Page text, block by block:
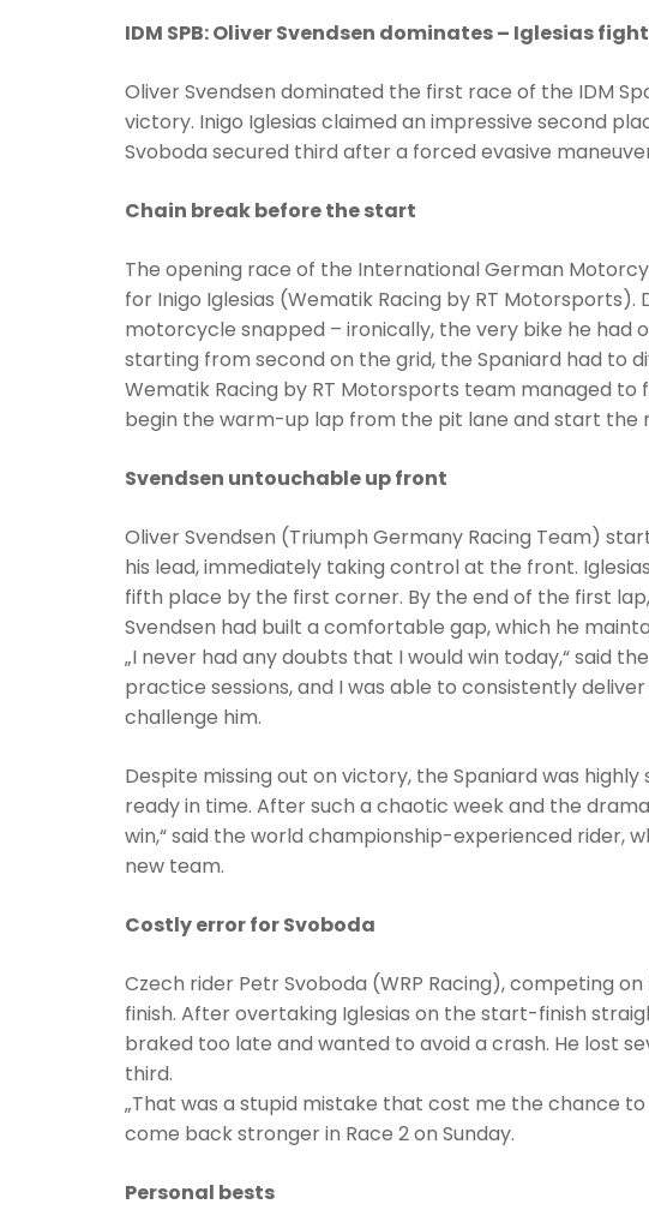
IDM SPB: Oliver Svendsen dominates – Iglesias
Oliver Svendsen dominated the first race of the IDM
victory. Inigo Iglesias claimed an impressive second
Svoboda secured third after a forced evasive
Chain break before the start
The opening race of the International German
for Inigo Iglesias (Wematik Racing by RT
motorcycle snapped – ironically, the very bike he had
starting from second on the grid, the Spaniard had to
Wematik Racing by RT Motorsports team managed to
begin the warm-up lap from the pit lane and start the
Svendsen untouchable up front
Oliver Svendsen (Triumph Germany Racing Team)
his lead, immediately taking control at the front.
fifth place by the first corner. By the end of the first
Svendsen had built a comfortable gap, which he
„I never had any doubts that I would win today,“ said
practice sessions, and I was able to consistently
challenge him.
Despite missing out on victory, the Spaniard was
ready in time. After such a chaotic week and the
win,“ said the world championship-experienced rider,
new team.
Costly error for Svoboda
Czech rider Petr Svoboda (WRP Racing), competing
finish. After overtaking Iglesias on the start-finish
braked too late and wanted to avoid a crash. He lost
third.
„That was a stupid mistake that cost me the chance
come back stronger in Race 2 on Sunday.
Personal bests